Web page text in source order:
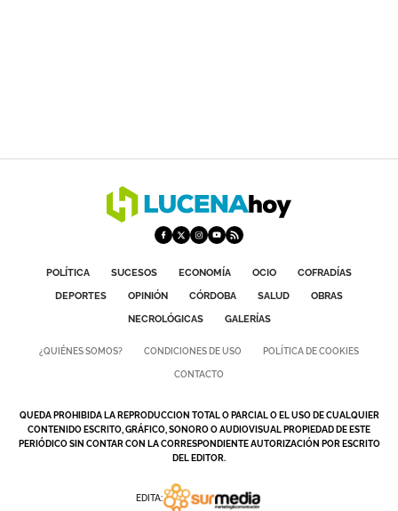
POLÍTICA SUCESOS ECONOMÍA OCIO
COFRADÍAS
DEPORTES
OPINIÓN CÓRDOBA SALUD
OBRAS
NECROLÓGICAS
GALERÍAS
¿QUIÉNES SOMOS? CONDICIONES DE USO POLÍTICA DE COOKIES
CONTACTO
QUEDA PROHIBIDA LA REPRODUCCION TOTAL O PARCIAL O EL USO DE CUALQUIER
CONTENIDO ESCRITO, GRÁFICO, SONORO O AUDIOVISUAL PROPIEDAD DE ESTE
PERIÓDICO SIN CONTAR CON LA CORRESPONDIENTE AUTORIZACIÓN POR ESCRITO
DEL EDITOR.
EDITA: